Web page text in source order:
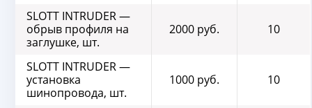
SLOTT INTRUDER —
обрыв профиля на
заглушке, шт.
2000 руб. 10
SLOTT INTRUDER —
установка
шинопровода, шт.
1000 руб. 10